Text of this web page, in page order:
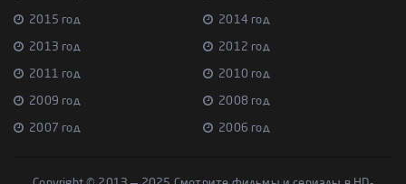
2015 год 2014 год
2013 год 2012 год
2011 год 2010 год
2009 год 2008 год
2007 год 2006 год